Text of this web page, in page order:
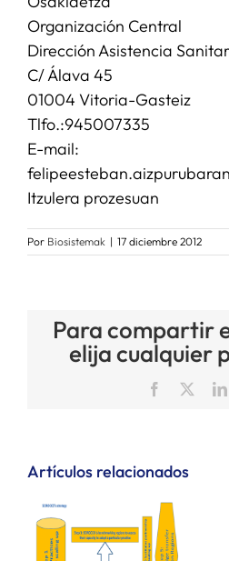
Organización Central
Dirección Asistencia
C/ Álava 45
01004 Vitoria-Gasteiz
Tlfo.:945007335
E-mail:
Itzulera prozesuan
Por Biosistemak | 17 diciembre 2012
Para compartir
elija cualquier
Facebook
Artículos relacionados